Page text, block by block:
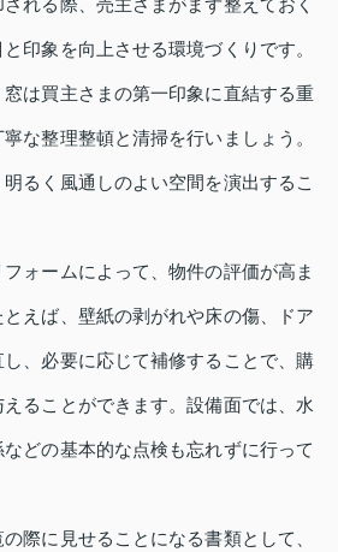
印象を向上させる環境づくりです。
は買主さまの第一印象に直結する重
な整理整頓と清掃を行いましょう。
るく風通しのよい空間を演出するこ
ォームによって、物件の評価が高ま
えば、壁紙の剥がれや床の傷、ドア
、必要に応じて補修することで、購
ることができます。設備面では、水
どの基本的な点検も忘れずに行って
際に見せることになる書類として、